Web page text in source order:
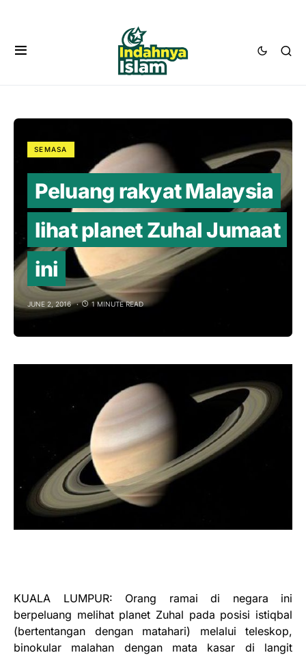
SEMASA
Peluang rakyat Malaysia
lihat planet Zuhal Jumaat
ini
JUNE 2, 2016 1 MINUTE READ
KUALA LUMPUR: Orang ramai di negara ini
berpeluang melihat planet Zuhal pada posisi istiqbal
(bertentangan dengan matahari) melalui teleskop,
binokular malahan dengan mata kasar di langit